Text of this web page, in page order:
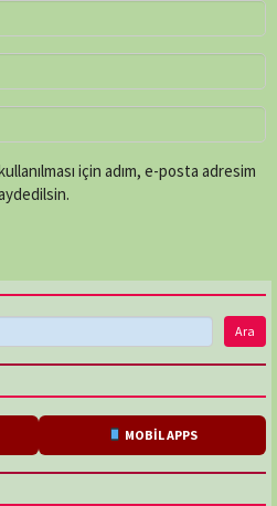
için adım, e-posta adresim
Ara
MOBİL APPS